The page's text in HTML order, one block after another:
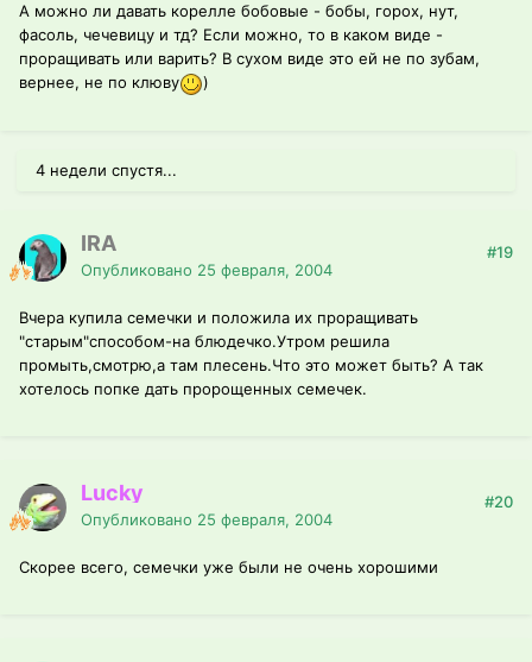
А можно ли давать корелле бобовые - бобы, горох, нут,
фасоль, чечевицу и тд? Если можно, то в каком виде -
проращивать или варить? В сухом виде это ей не по зубам,
вернее, не по клюву
)
4 недели спустя...
IRA
Опубликовано 25 февраля, 2004
#19
Вчера купила семечки и положила их проращивать
"старым"способом-на блюдечко.Утром решила
промыть,смотрю,а там плесень.Что это может быть? А так
хотелось попке дать пророщенных семечек.
Lucky
Опубликовано 25 февраля, 2004
#20
Скорее всего, семечки уже были не очень хорошими